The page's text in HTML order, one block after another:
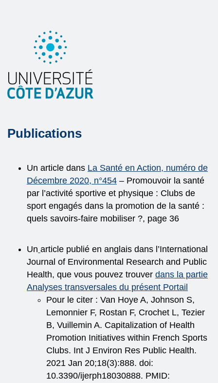
Publications
Un article dans La Santé en Action, numéro de
Décembre 2020, n°454 – Promouvoir la santé
par l’activité sportive et physique : Clubs de
sport engagés dans la promotion de la santé :
quels savoirs‑faire mobiliser ?, page 36
Un article publié en anglais dans l’International
Journal of Environmental Research and Public
Health, que vous pouvez trouver dans la partie
Analyses transversales du présent Portail
Pour le citer : Van Hoye A, Johnson S,
Lemonnier F, Rostan F, Crochet L, Tezier
B, Vuillemin A. Capitalization of Health
Promotion Initiatives within French Sports
Clubs. Int J Environ Res Public Health.
2021 Jan 20;18(3):888. doi:
10.3390/ijerph18030888. PMID: